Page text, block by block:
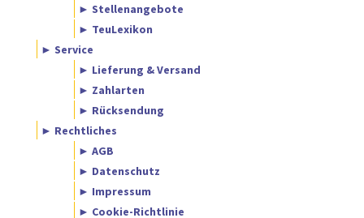
► Stellenangebote
► TeuLexikon
► Service
► Lieferung & Versand
► Zahlarten
► Rücksendung
► Rechtliches
► AGB
► Datenschutz
► Impressum
► Cookie-Richtlinie